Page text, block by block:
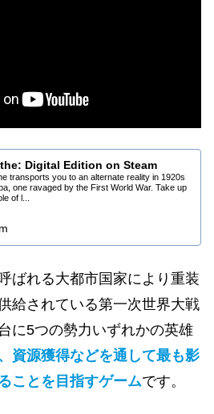
Digital Edition on Steam
transports you to an alternate reality in 1920s
one ravaged by the First World War. Take up
of l...
ばれる大都市国家により重装
給されている第一次世界大戦
に5つの勢力いずれかの英雄
資源獲得などを通して最も影
ことを目指すゲームです。